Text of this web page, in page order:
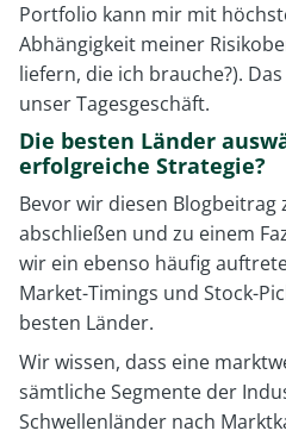
Portfolio kann mir mit
Abhängigkeit meiner
liefern, die ich brauche?).
unser Tagesgeschäft.
Die besten Länder
erfolgreiche Strategie?
Bevor wir diesen Blogbeitrag
abschließen und zu einem
wir ein ebenso häufig
Market-Timings und Stock-
besten Länder.
Wir wissen, dass eine
sämtliche Segmente der
Schwellenländer nach